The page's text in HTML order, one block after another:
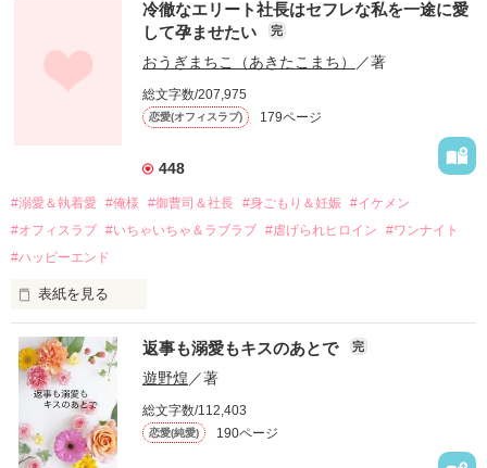
幼なじみの哲平に淡い恋心を抱いていた美桜。
しかし、ある出来事をきっかけに二人の関係は壊れてしまう。
関係修復もできないまま、美桜は両親の離婚によって
引っ越すことになり、哲平とも離れ離れになった。
それから約十二年後。
過去の傷から、二度と会いたくないと思っていた哲平に
運命のような再会を果たす。
酔った勢いで一夜を共にしてしまった。
さらに、美桜が初めてだと知った哲平は
『責任をとる、結婚しよう』と真っ直ぐに告げてきた。
戸惑う美桜とは裏腹に、好きという気持ちを隠すことなく
甘やかしてくる。
そんなある日、哲平は美桜がストーカー被害に
遭っていることを知る。
美桜を守るため、哲平は同居を提案してきて――。
冷徹なエリート社長はセフレな私を一途に愛
して孕ませたい
完
おうぎまちこ（あきたこまち） ／著
総文字数/207,975
恋愛(オフィスラブ) 179ページ
448
#溺愛＆執着愛 #俺様 #御曹司＆社長 #身ごもり＆妊娠 #イケメン
#オフィスラブ #いちゃいちゃ＆ラブラブ #虐げられヒロイン
#ワンナイト
#ハッピーエンド
表紙を見る
おかしな噂を流されて前の職場でうまくいかなかった梅田美
桜は、海外で傷心旅行をしていたところ、日本人美青年と出会
い、酒の勢いもあり一夜限りの関係となる。
帰国後、美桜は新しい職場でワンナイトした美青年と再会。
なんと彼の正体は、とある財閥御曹司にも関わらず、一族を離
れて起業した新進気鋭の実業家、社内でも冷徹だと評判な社長
――御影恭司その人だったのだ――！
返事も溺愛もキスのあとで 完
遊野煌 ／著
総文字数/112,403
恋愛(純愛) 190ページ